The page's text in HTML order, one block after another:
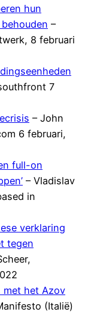
hun
–
8 februari
7
– John
6 februari,
full-on
– Vladislav
in
verklaring
tegen
met het Azov
(Italië)